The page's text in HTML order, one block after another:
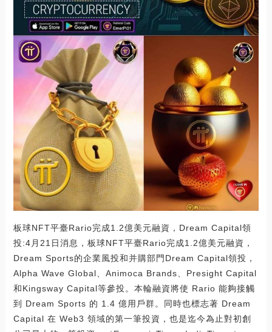
板球NFT平臺Rario完成1.2億美元融資，Dream Capital領
投:4月21日消息，板球NFT平臺Rario完成1.2億美元融資，
Dream Sports的企業風投和并購部門Dream Capital領投，
Alpha Wave Global、Animoca Brands、Presight Capital
和Kingsway Capital等參投。本輪融資將使 Rario 能夠接觸
到 Dream Sports 的 1.4 億用戶群。同時也標志著 Dream
Capital 在 Web3 領域的第一筆投資，也是迄今為止對初創